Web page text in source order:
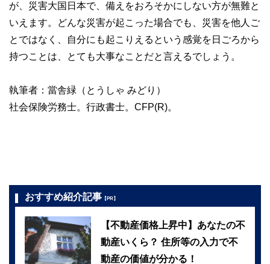
が、災害大国日本で、備えをおろそかにしない方が無難と
いえます。どんな災害が起こった場合でも、災害を他人ご
とではなく、自分にも起こりえるという感覚を日ごろから
持つことは、とても大事なことだと言えるでしょう。
執筆者：當舎緑（とうしゃ みどり）
社会保険労務士。行政書士。CFP(R)。
おすすめ紹介記事 【PR】
【不動産価格上昇中】あなたの不
動産いくら？ 住所等の入力で不
動産の価値が分かる！